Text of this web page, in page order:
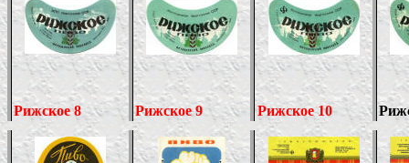
Рижское 8 Рижское 9 Рижское 10